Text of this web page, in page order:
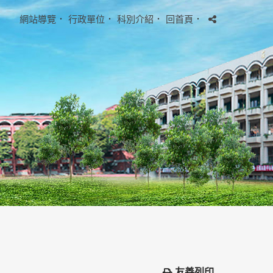
網站導覽 ． 行政單位 ． 科別介紹． 回首頁．